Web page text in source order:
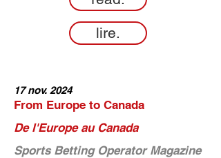
lire.
17 nov. 2024
From Europe to Canada
De l'Europe au Canada
Sports Betting Operator Magazine